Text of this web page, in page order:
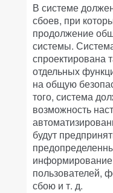
В системе
сбоев, при
продолжение
системы.
спроектирована
отдельных
на общую
того, система
возможность
будут
пользователей,
сбою и т. д.